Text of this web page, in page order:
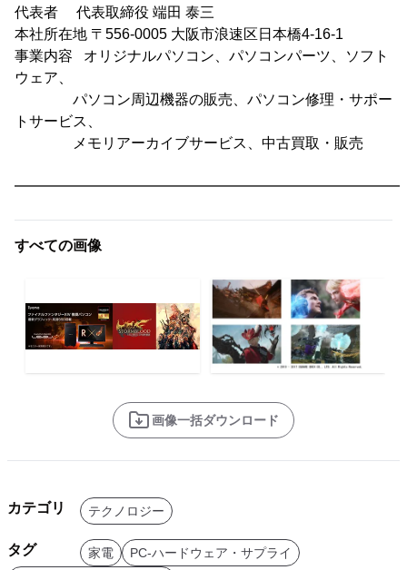
代表者 代表取締役 端田 泰三
本社所在地 〒556-0005 大阪市浪速区日本橋4-16-1
事業内容 オリジナルパソコン、パソコンパーツ、ソフト
ウェア、
パソコン周辺機器の販売、パソコン修理・サポー
トサービス、
メモリアーカイブサービス、中古買取・販売
すべての画像
画像一括ダウンロード
カテゴリ テクノロジー
タグ 家電
PC-ハードウェア・サプライ